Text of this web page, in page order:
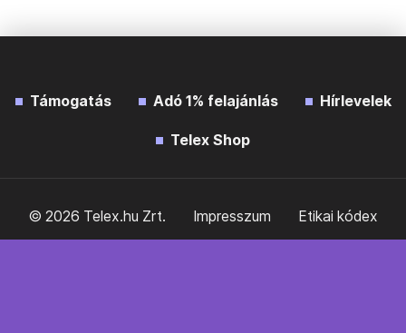
Támogatás Adó 1% felajánlás Hírlevelek
Telex Shop
© 2026 Telex.hu Zrt. Impresszum Etikai kódex